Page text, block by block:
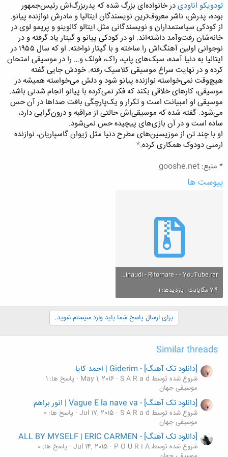
لودویکو اناودیدر خانواده‌ای بزرگ شده که پدربزرگ‌اش رئیس‌جمهور
بوده، پدرش، ناشر معروف‌ترین نویسندگان ایتالیا و مادرش نوازنده پیانو.
از کودکی سیاستمداران و نویسندگانی مثل ایتالو کالوینو و پریمو لوی در
خانه‌شان رفت‌وآمد داشته‌اند. او در کودکی پیانو و گیتار یاد گرفته و در
نوجوانی اولین آهنگ‌اش را ساخته و با گیتار نواخته. او که سال ۱۹۵۵ در
ایتالیا به دنیا آمده، سبک‌های پاپ، راک، فولک و… را در موسیقی امتحان
کرده و در ‌‌نهایت سراغ موسیقی کلاسیک رفته. خودش جایی گفته
هیچ‌وقت نمی‌خواسته نوازنده پیانو شود و دلش می‌خواسته همیشه در
موسیقی، کارهای خلاقی بکند که فکر نمی‌کرده با پیانو انجام شدنی باشد.
موسیقی او امبیانت است و تکرار و یک‌پارچگی بافت صدا‌ها در آن حس
می‌شود. گفته شده که موسیقی‌اش حالتی از مراقبه و درون‌گرایی دارد،
ساده‌ است و در آن بازی‌های پیچیده حس نمی‌شود.
او با چند تن از موزیسین‌های مطرح دنیا مثل ژیوان گاسپاریان، نوازنده
ارمنی دودوک همکاری کرده.*
* منبع: gooshe.net
پیوست ها
Ludovico Einaudi - Ritornare - - YouTube.rar
7.9 مگایابت · بازدیدها: 1
برای ارسال پاسخ شما باید وارد سیستم شوید.
Similar threads
[دانلود تک آهنگ] - Giderim | احمد کایا
شروع شده توسط S A R a d May 1, 2016
پاسخ ها: 1
موسیقی جهان
[دانلود تک آهنگ] - Vague E la nave va | انور براهم
شروع شده توسط S A R a d Jul 17, 2015 پاسخ ها: 0
موسیقی جهان
[دانلود تک آهنگ] - ALL BY MYSELF | ERIC CARMEN
شروع شده توسط P O U R I A Jul 14, 2015 پاسخ ها: 0